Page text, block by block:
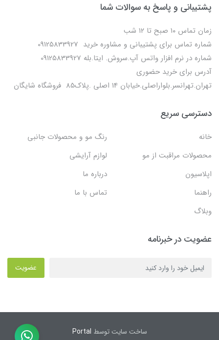
پشتیبانی و پاسخ به سوالات شما
زمان تماس ۱۰ صبح تا ۱۲ شب
شماره تماس برای پشتیبانی و مشاوره خرید 09125833927
شماره در نرم افزار واتس آپ.سروش. ایتا.بله 09125833927
آدرس برای خرید حضوری
تهران.تهرانسر.بلواراصلی.خیابان 14 اصلی .پلاک85 فروشگاه شایگان
دسترسی سریع
خانه
رنگ مو و محصولات جانبی
محصولات مراقبت از مو
لوازم آرایشی
اپلاسیون
درباره ما
راهنما
تماس با ما
وبلاگ
عضویت در خبرنامه
عضویت
ساخت سایت توسط Portal